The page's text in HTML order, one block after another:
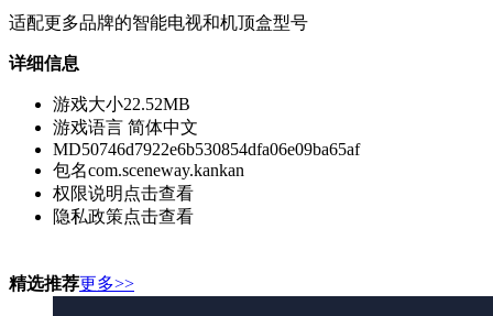
适配更多品牌的智能电视和机顶盒型号
详细信息
游戏大小22.52MB
游戏语言 简体中文
MD50746d7922e6b530854dfa06e09ba65af
包名com.sceneway.kankan
权限说明 点击查看
隐私政策点击查看
精选推荐更多>>